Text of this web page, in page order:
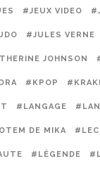
#JEUX VIDEO
#JULES VERNE
JOHNSON
#KPOP
#LANGAGE
DE MIKA
#LÉGENDE